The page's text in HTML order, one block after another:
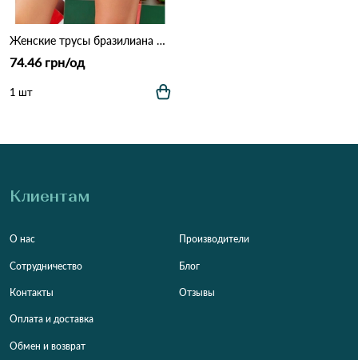
Женские трусы бразилиана 7013 5с Черный
74.46 грн/од
1 шт
Клиентам
О нас
Сотрудничество
Контакты
Оплата и доставка
Обмен и возврат
Производители
Блог
Отзывы